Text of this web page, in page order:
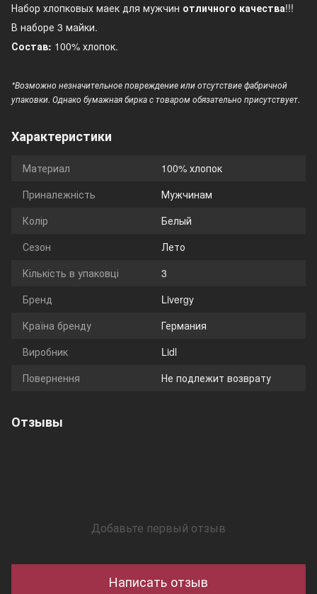
Набор хлопковых маек для мужчин отличного качества!!!
В наборе 3 майки.
Состав: 100% хлопок.
*Возможно незначительное повреждение или отсутствие фабричной
упаковки. Однако бумажная бирка с товаром обязательно присутствует.
Характеристики
Материал
100% хлопок
Приналежність
Мужчинам
Колір
Белый
Сезон
Лето
Кількість в упаковці
3
Бренд
Livergy
Країна бренду
Германия
Виробник
Lidl
Повернення
Не подлежит возврату
Отзывы
Добавьте первый отзыв
Написать отзыв